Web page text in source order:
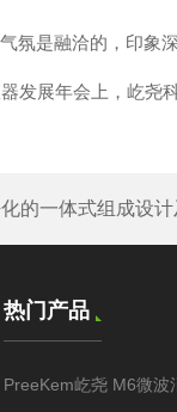
氛是融洽的，印象
发展年会上，屹尧
的一体式组成设
热门产品
PreeKem屹尧 M6微波